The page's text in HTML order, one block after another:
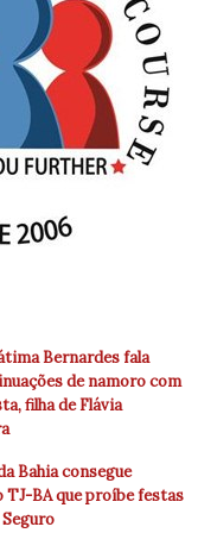
Bernardes fala
de namoro com
filha de Flávia
Bahia consegue
TJ-BA que proíbe festas